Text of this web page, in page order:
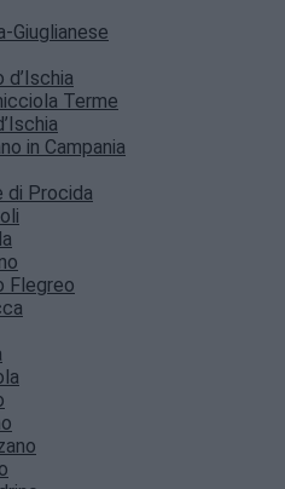
Giuglianese
d’Ischia
Terme
in Campania
di Procida
Flegreo